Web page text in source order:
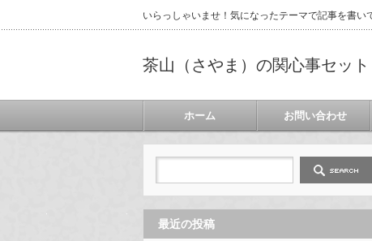
いらっしゃいませ！気になったテーマで記事を書い
茶山（さやま）の関心事セット
ホーム お問い合わせ
最近の投稿